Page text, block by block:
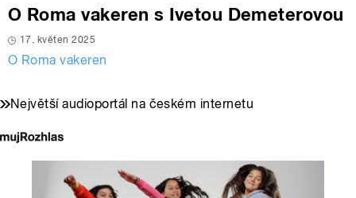
O Roma vakeren s Ivetou Demeterovou
17. květen 2025
O Roma vakeren
Největší audioportál na českém internetu